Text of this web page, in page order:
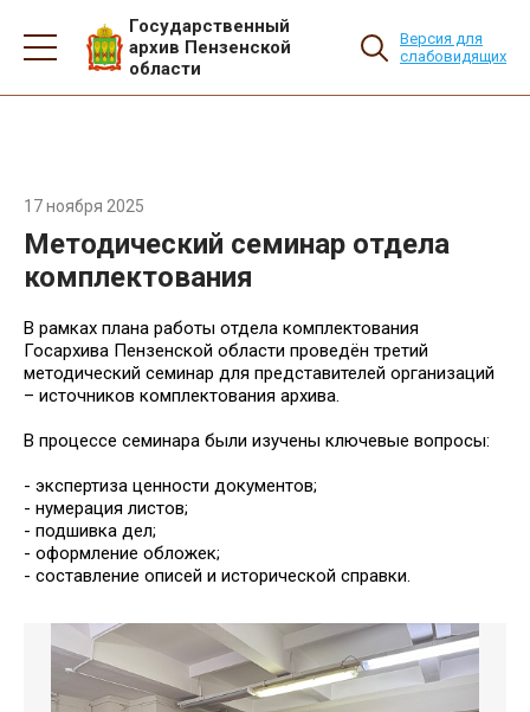
Государственный
архив Пензенской
области
Версия для
слабовидящих
17 ноября 2025
Методический семинар отдела
комплектования
В рамках плана работы отдела комплектования
Госархива Пензенской области проведён третий
методический семинар для представителей организаций
– источников комплектования архива.
В процессе семинара были изучены ключевые вопросы:
- экспертиза ценности документов;
- нумерация листов;
- подшивка дел;
- оформление обложек;
- составление описей и исторической справки.